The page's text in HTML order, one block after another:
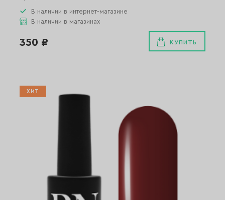
В наличии в интернет-магазине
В наличии в магазинах
350 ₽ КУПИТЬ
ХИТ